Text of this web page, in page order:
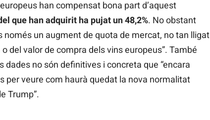
han compensat bona part d’aquest
que han adquirit ha pujat un 48,2%. No obstant
només un augment de quota de mercat, no tan lligat
del valor de compra dels vins europeus”. També
dades no són definitives i concreta que “encara
per veure com haurà quedat la nova normalitat
Trump”.